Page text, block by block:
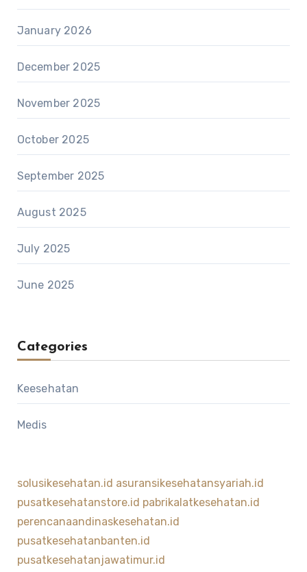
January 2026
December 2025
November 2025
October 2025
September 2025
August 2025
July 2025
June 2025
Categories
Keesehatan
Medis
solusikesehatan.id asuransikesehatansyariah.id
pusatkesehatanstore.id pabrikalatkesehatan.id
perencanaandinaskesehatan.id
pusatkesehatanbanten.id
pusatkesehatanjawatimur.id